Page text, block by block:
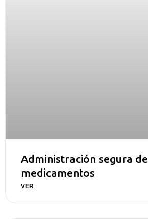
Administración segura de
medicamentos
VER